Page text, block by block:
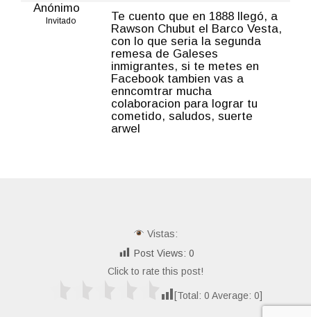
Anónimo
Invitado
Te cuento que en 1888 llegó, a
Rawson Chubut el Barco Vesta,
con lo que seria la segunda
remesa de Galeses
inmigrantes, si te metes en
Facebook tambien vas a
enncomtrar mucha
colaboracion para lograr tu
cometido, saludos, suerte
arwel
Vistas:
Post Views: 0
Click to rate this post!
[Total: 0 Average: 0]